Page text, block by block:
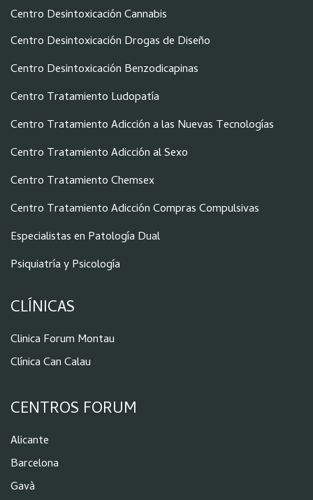
Centro Desintoxicación Cannabis
Centro Desintoxicación Drogas de Diseño
Centro Desintoxicación Benzodicapinas
Centro Tratamiento Ludopatía
Centro Tratamiento Adicción a las Nuevas Tecnologías
Centro Tratamiento Adicción al Sexo
Centro Tratamiento Chemsex
Centro Tratamiento Adicción Compras Compulsivas
Especialistas en Patología Dual
Psiquiatría y Psicología
CLÍNICAS
Clinica Forum Montau
Clínica Can Calau
CENTROS FORUM
Alicante
Barcelona
Gavà